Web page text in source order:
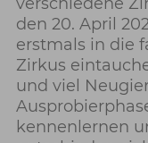
den 20. April
erstmals in die
Zirkus
und viel
kennenlernen